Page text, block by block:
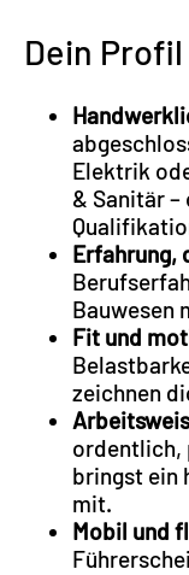
Dein Profil
Elektrik
& Sanitär
Erfahrung,
Bauwesen
Fit und
zeichnen
ordentlich,
bringst ein
mit.
Mobil und